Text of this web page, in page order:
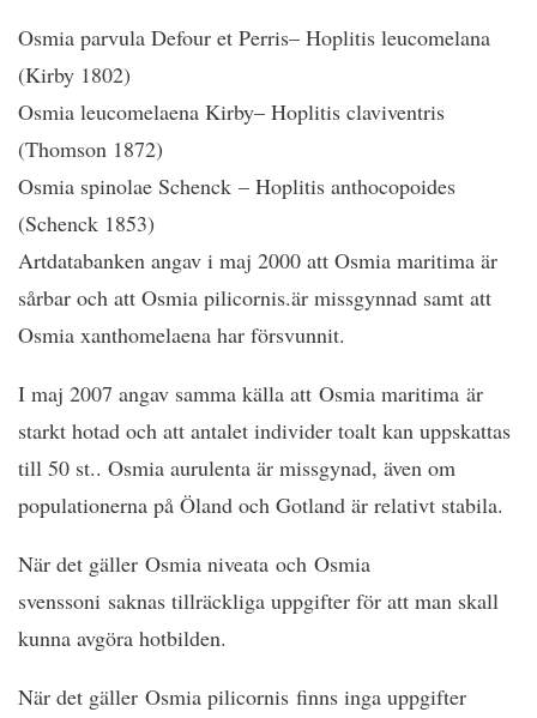
Osmia parvula Defour et Perris– Hoplitis leucomelana
(Kirby 1802)
Osmia leucomelaena Kirby– Hoplitis claviventris
(Thomson 1872)
Osmia spinolae Schenck – Hoplitis anthocopoides
(Schenck 1853)
Artdatabanken angav i maj 2000 att Osmia maritima är
sårbar och att Osmia pilicornis.är missgynnad samt att
Osmia xanthomelaena har försvunnit.
I maj 2007 angav samma källa att Osmia maritima är
starkt hotad och att antalet individer toalt kan uppskattas
till 50 st.. Osmia aurulenta är missgynad, även om
populationerna på Öland och Gotland är relativt stabila.
När det gäller Osmia niveata och Osmia
svenssoni saknas tillräckliga uppgifter för att man skall
kunna avgöra hotbilden.
När det gäller Osmia pilicornis finns inga uppgifter